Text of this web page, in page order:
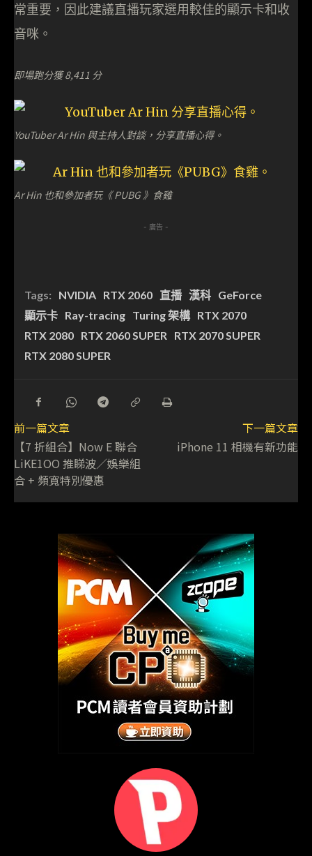
常重要，因此建議直播玩家選用較佳的顯示卡和收
音咪。
即場跑分獲 8,411 分
YouTuber Ar Hin 與主持人對談，分享直播心得。
Ar Hin 也和參加者玩《 PUBG 》食雞
- 廣告 -
Tags: NVIDIA RTX 2060 直播 漢科 GeForce
顯示卡 Ray-tracing Turing 架構 RTX 2070
RTX 2080 RTX 2060 SUPER
RTX 2070 SUPER
RTX 2080 SUPER
前一篇文章
【7 折組合】Now E 聯合
LiKE1OO 推睇波／娛樂組
合 + 頻寬特別優惠
下一篇文章
iPhone 11 相機有新功能